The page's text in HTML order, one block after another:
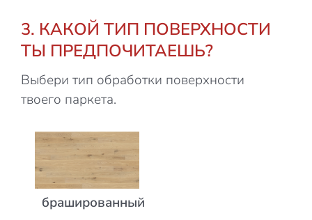
3. КАКОЙ ТИП ПОВЕРХНОСТИ
ТЫ ПРЕДПОЧИТАЕШЬ?
Выбери тип обработки поверхности
твоего паркета.
Effetto
брашированный